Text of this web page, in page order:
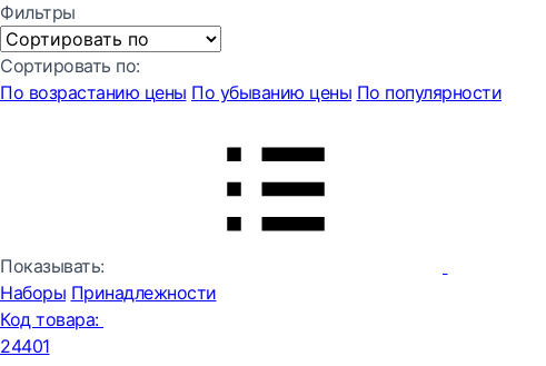
Фильтры
Сортировать по:
По возрастанию цены По убыванию цены По популярности
Показывать:
Наборы Принадлежности
Код товара:
24401